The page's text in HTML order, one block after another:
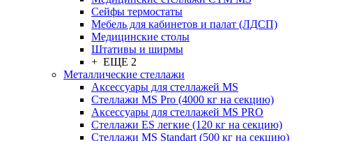
Сейфы термостаты
Мебель для кабинетов и палат (ЛДСП)
Медицинские столы
Штативы и ширмы
+ ЕЩЕ 2
Металлические стеллажи
Аксессуары для стеллажей MS
Стеллажи MS Pro (4000 кг на секцию)
Аксессуары для стеллажей MS PRO
Стеллажи ES легкие (120 кг на секцию)
Стеллажи MS Standart (500 кг на секцию)